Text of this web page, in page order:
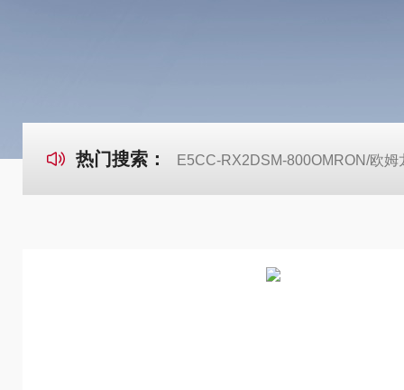
热门搜索： E5CC-RX2DSM-800OMRON/欧